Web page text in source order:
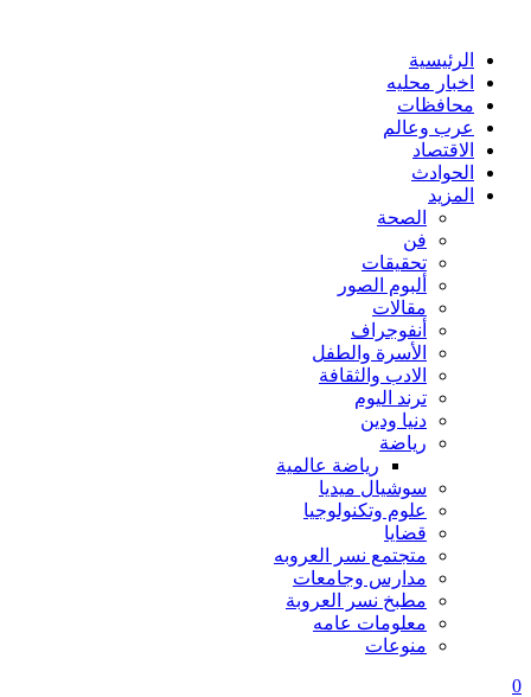
الرئيسية
اخبار محليه
محافظات
عرب وعالم
الاقتصاد
الحوادث
المزيد
الصحة
فن
تحقيقات
ألبوم الصور
مقالات
أنفوجراف
الأسرة والطفل
الادب والثقافة
ترند اليوم
دنيا ودين
رياضة
رياضة عالمية
سوشيال ميديا
علوم وتكنولوجيا
قضايا
متجتمع نسر العروبه
مدارس وجامعات
مطبخ نسر العروبة
معلومات عامه
منوعات
0